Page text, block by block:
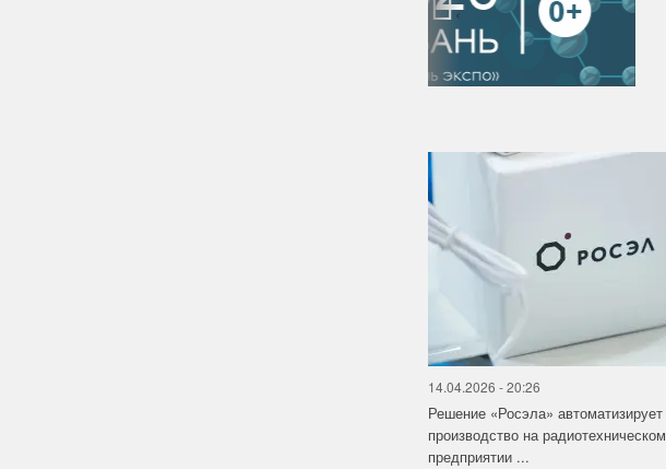
‹
14.04.2026 - 20:26
Решение «Росэла» автоматизирует
производство на радиотехническом
предприятии ...